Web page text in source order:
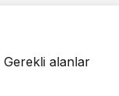
Gerekli alanlar